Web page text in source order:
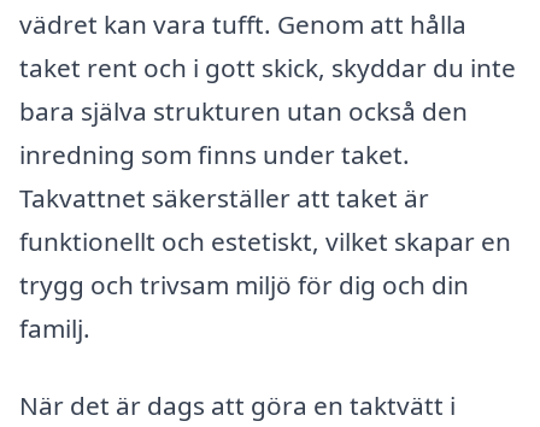
vädret kan vara tufft. Genom att hålla
taket rent och i gott skick, skyddar du inte
bara själva strukturen utan också den
inredning som finns under taket.
Takvattnet säkerställer att taket är
funktionellt och estetiskt, vilket skapar en
trygg och trivsam miljö för dig och din
familj.
När det är dags att göra en taktvätt i